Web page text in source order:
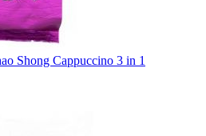
Shong Cappuccino 3 in 1